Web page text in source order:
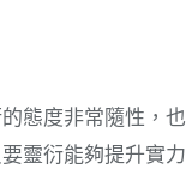
態度非常隨性，
靈衍能夠提升實